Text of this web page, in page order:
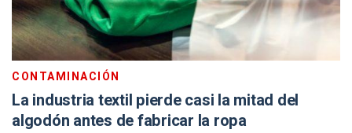
CONTAMINACIÓN
La industria textil pierde casi la mitad del
algodón antes de fabricar la ropa